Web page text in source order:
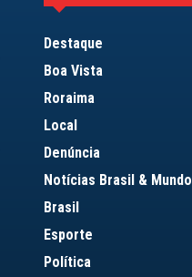
Destaque
Boa Vista
Roraima
Local
Denúncia
Notícias Brasil & Mundo
Brasil
Esporte
Política